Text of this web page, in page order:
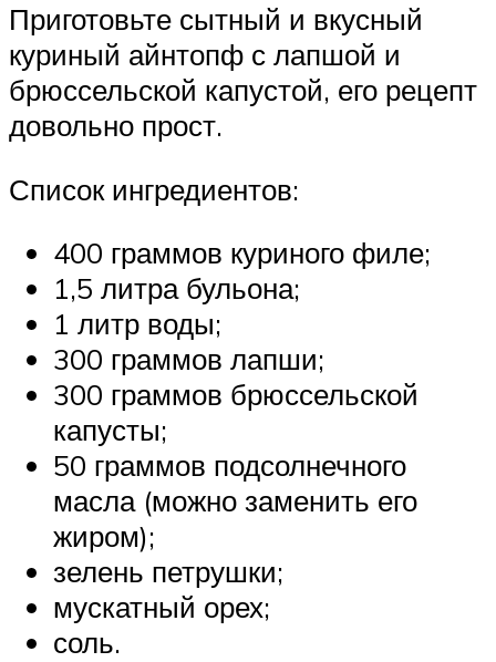
Приготовьте сытный и вкусный
куриный айнтопф с лапшой и
брюссельской капустой, его рецепт
довольно прост.
Список ингредиентов:
400 граммов куриного филе;
1,5 литра бульона;
1 литр воды;
300 граммов лапши;
300 граммов брюссельской
капусты;
50 граммов подсолнечного
масла (можно заменить его
жиром);
зелень петрушки;
мускатный орех;
соль.